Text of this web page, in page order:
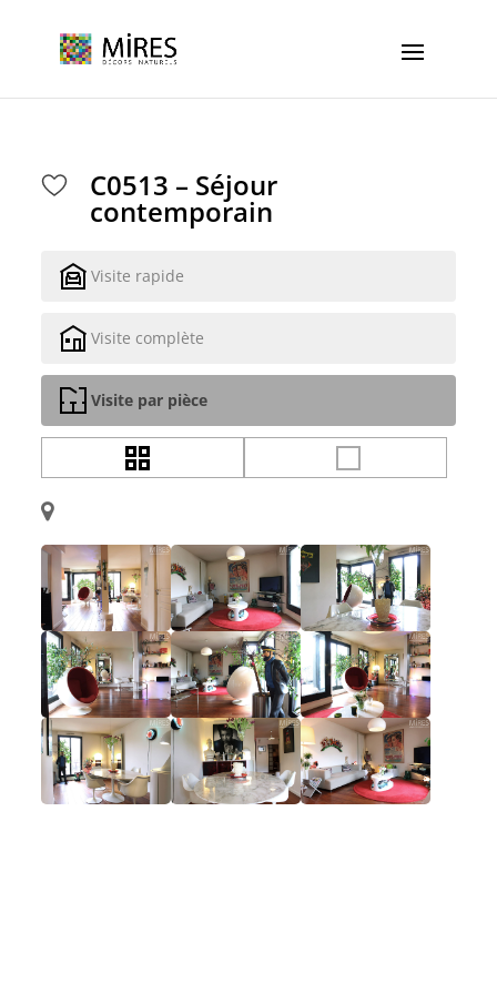
C0513 – Séjour
contemporain
Visite rapide
Visite complète
Visite par pièce